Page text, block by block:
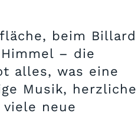
beim Billard
– die
alles, was eine
Musik, herzliche
neue